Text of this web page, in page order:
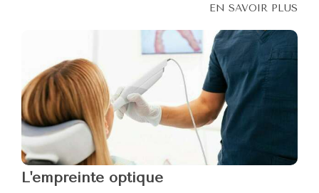
EN SAVOIR PLUS
L'empreinte optique